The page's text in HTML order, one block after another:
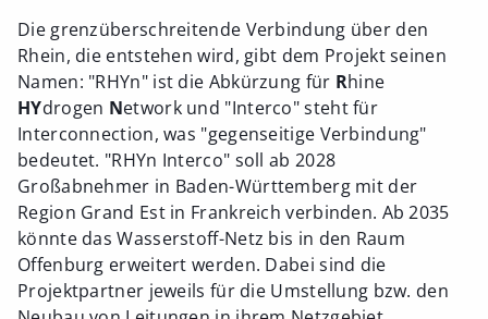
Die grenzüberschreitende Verbindung über den
Rhein, die entstehen wird, gibt dem Projekt seinen
Namen: "RHYn" ist die Abkürzung für Rhine
HYdrogen Network und "Interco" steht für
Interconnection, was "gegenseitige Verbindung"
bedeutet. "RHYn Interco" soll ab 2028
Großabnehmer in Baden-Württemberg mit der
Region Grand Est in Frankreich verbinden. Ab 2035
könnte das Wasserstoff-Netz bis in den Raum
Offenburg erweitert werden. Dabei sind die
Projektpartner jeweils für die Umstellung bzw. den